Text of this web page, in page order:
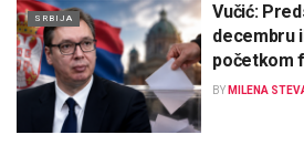
SRBIJA
Vučić:
decembru
početkom
BY MILENA